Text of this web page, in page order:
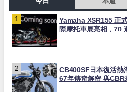
Yamaha XSR155 正
際摩托車展亮相，70
CB400SF日本復活熱
67年傳奇解密 與CBR